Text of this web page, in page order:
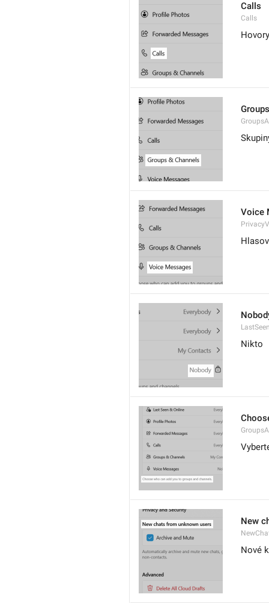
Calls
Calls
Hovory
Voice
Nikto
New
Nové